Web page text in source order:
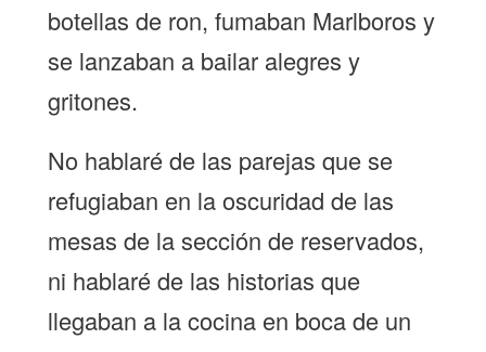
botellas de ron, fumaban Marlboros y
se lanzaban a bailar alegres y
gritones.
No hablaré de las parejas que se
refugiaban en la oscuridad de las
mesas de la sección de reservados,
ni hablaré de las historias que
llegaban a la cocina en boca de un